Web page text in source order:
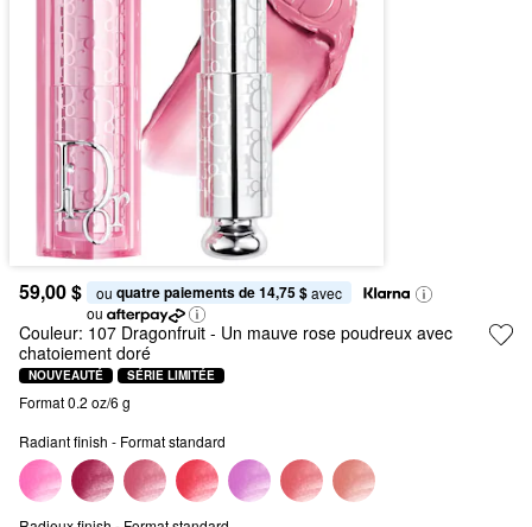
59,00 $ ou quatre paiements de 14,75 $ avec
ou
Couleur: 107 Dragonfruit - Un mauve rose poudreux avec
chatoiement doré
NOUVEAUTÉ SÉRIE LIMITÉE
Format 0.2 oz/6 g
Radiant finish - Format standard